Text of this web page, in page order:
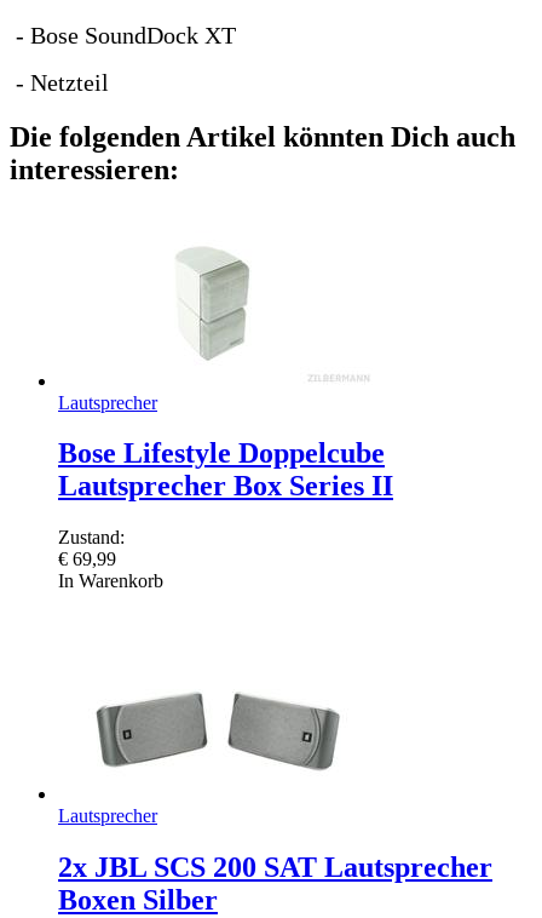
- Bose SoundDock XT
- Netzteil
Die folgenden Artikel könnten Dich auch
interessieren:
Lautsprecher
Bose Lifestyle Doppelcube
Lautsprecher Box Series II
Zustand:
€ 69,99
In Warenkorb
Lautsprecher
2x JBL SCS 200 SAT Lautsprecher
Boxen Silber